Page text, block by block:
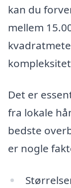
kan du
mellem
Det er
fra lokale
bedste
er nogle